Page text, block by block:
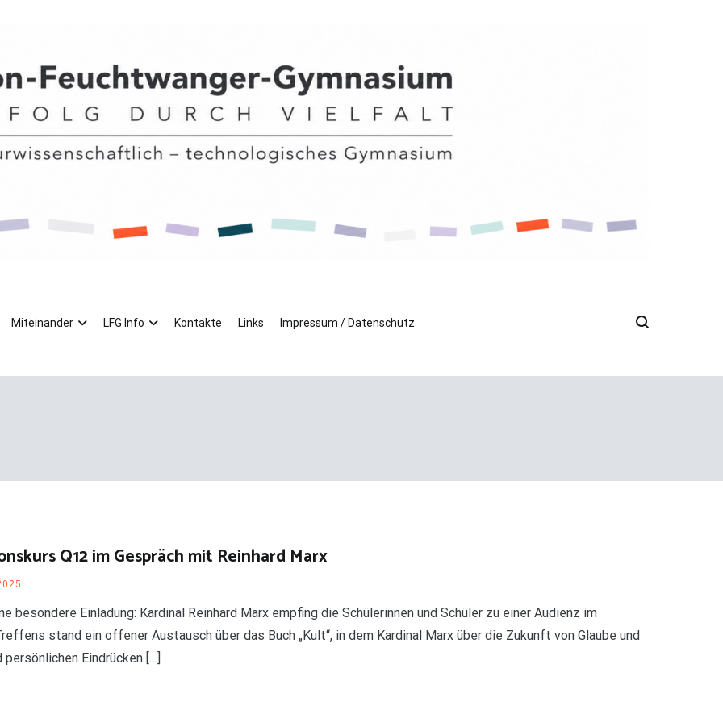
Miteinander LFG Info Kontakte Links Impressum / Datenschutz
Q12 im Gespräch mit Reinhard Marx
besondere Einladung: Kardinal Reinhard Marx empfing die Schülerinnen und Schüler zu einer Audienz im
stand ein offener Austausch über das Buch „Kult“, in dem Kardinal Marx über die Zukunft von Glaube und
Eindrücken […]